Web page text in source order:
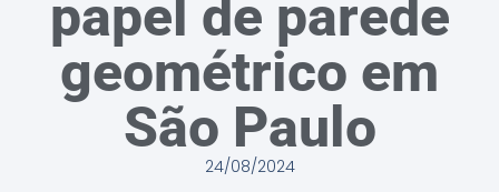
papel de parede
geométrico em
São Paulo
24/08/2024